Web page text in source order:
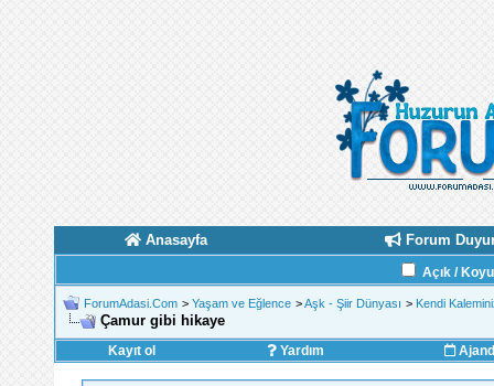
Anasayfa Forum
Açık /
ForumAdasi.Com > Yaşam ve Eğlence >Aşk - Şiir Dünyası > Kendi
Çamur gibi hikaye
Kayıt ol Yardım